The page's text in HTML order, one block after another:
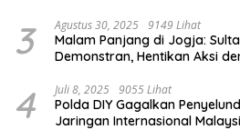
3 Agustus 30, 2025 9149 Lihat
Malam Panjang di Jogja:
Demonstran, Hentikan Aksi
4 Juli 8, 2025 9055 Lihat
Polda DIY Gagalkan
Jaringan Internasional